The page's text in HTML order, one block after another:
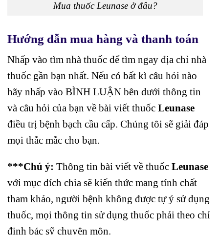
Mua thuốc Leunase ở đâu?
Hướng dẫn mua hàng và thanh toán
Nhấp vào tìm nhà thuốc để tìm ngay địa chỉ nhà
thuốc gần bạn nhất. Nếu có bất kì câu hỏi nào
hãy nhấp vào BÌNH LUẬN bên dưới thông tin
và câu hỏi của bạn về bài viết thuốc Leunase
điều trị bệnh bạch cầu cấp. Chúng tôi sẽ giải đáp
mọi thắc mắc cho bạn.
***Chú ý: Thông tin bài viết về thuốc Leunase
với mục đích chia sẽ kiến thức mang tính chất
tham khảo, người bệnh không được tự ý sử dụng
thuốc, mọi thông tin sử dụng thuốc phải theo chỉ
định bác sỹ chuyên môn.